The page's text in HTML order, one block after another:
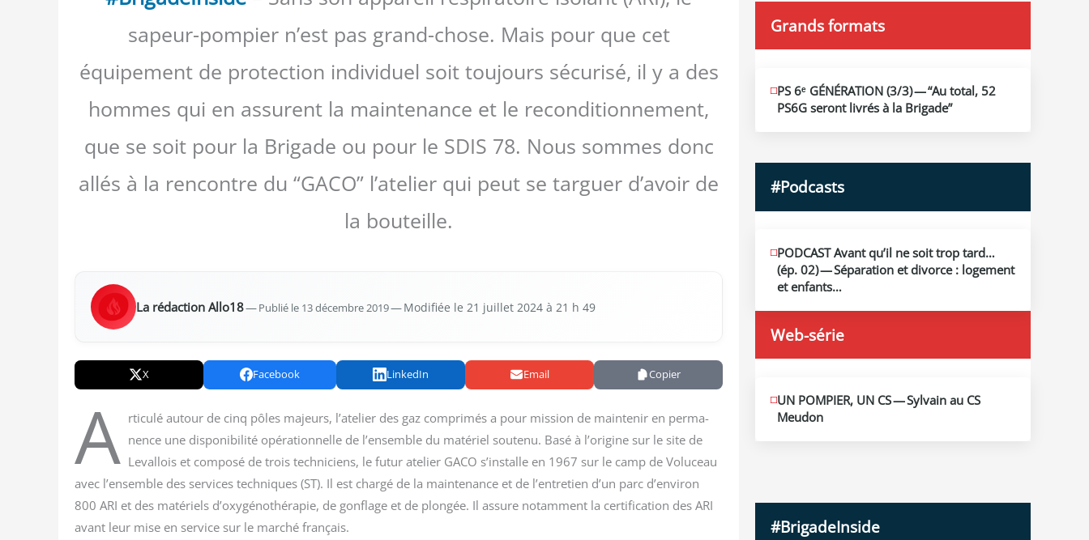
sapeur-pompier n’est pas grand-chose. Mais pour que cet
équipement de protection individuel soit toujours sécurisé, il y a des
hommes qui en assurent la maintenance et le reconditionnement,
que se soit pour la Brigade ou pour le SDIS 78. Nous sommes donc
allés à la rencontre du “GACO” l’atelier qui peut se targuer d’avoir de
la bouteille.
La rédac­tion Allo18—Publié le 13 décembre 2019— Modi­fiée le 21 juillet 2024 à 21 h 49
X Facebook LinkedIn Email Copier
A rti­cu­lé autour de cinq pôles majeurs, l’atelier des gaz com­pri­més a pour mis­sion de main­te­nir en per­ma­
nence une dis­po­ni­bi­li­té opé­ra­tion­nelle de l’ensemble du maté­riel sou­te­nu. Basé à l’origine sur le site de
Leval­lois et com­po­sé de trois tech­ni­ciens, le futur ate­lier GACO s’installe en 1967 sur le camp de Volu­ceau
avec l’ensemble des ser­vices tech­niques (ST). Il est char­gé de la main­te­nance et de l’entretien d’un parc d’environ
800 ARI et des maté­riels d’oxygénothérapie, de gon­flage et de plon­gée. Il assure notam­ment la cer­ti­fi­ca­tion des ARI
avant leur mise en ser­vice sur le mar­ché fran­çais.
Grands formats
JUIN
19
2026
PS 6ᵉ GÉNÉRATION (3/​3) — “Au total, 52
PS6G seront livrés à la Brigade”
#Podcasts
MAI
13
2026
PODCAST Avant qu’il ne soit trop tard…
(ép. 02) — Séparation et divorce : logement
et enfants…
Web-série
MAI
10
2026
UN POMPIER, UN CS — Sylvain au CS
Meudon
#BrigadeInside